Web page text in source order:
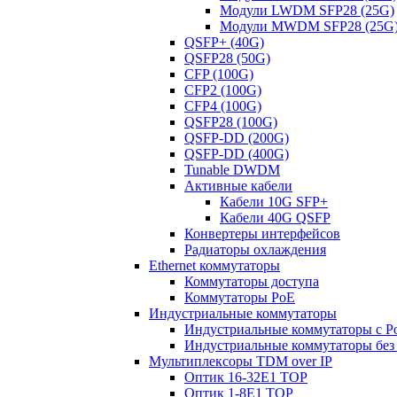
Модули LWDM SFP28 (25G)
Модули MWDM SFP28
QSFP+ (40G)
QSFP28 (50G)
CFP (100G)
CFP2 (100G)
CFP4 (100G)
QSFP28 (100G)
QSFP-DD (200G)
QSFP-DD (400G)
Tunable DWDM
Активные кабели
Кабели 10G SFP+
Кабели 40G QSFP
Конвертеры интерфейсов
Радиаторы охлаждения
Ethernet коммутаторы
Коммутаторы доступа
Коммутаторы PoE
Индустриальные коммутаторы
Индустриальные коммутаторы с
Индустриальные коммутаторы без
Мультиплексоры TDM over IP
Оптик 16-32E1 TOP
Оптик 1-8E1 TOP